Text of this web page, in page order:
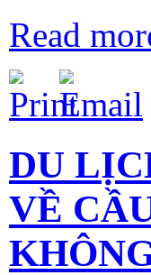
Read
DU
VỀ